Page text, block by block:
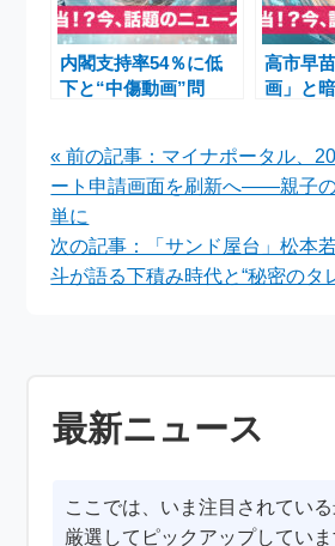
内閣支持率54％に低
下と“中傷動画”問
と生活不安
高市早
画」と
« 前の記事：マイナポータル、
ート申請画面を刷新へ——親子
単に
次の記事：「サンド屋台」松本
斗が語る下積み時代と“秘密のタ
最新ニュース
ここでは、いま注目されてい
厳選してピックアップしてい